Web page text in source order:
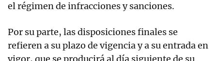
el régimen de infracciones y sanciones.
Por su parte, las disposiciones finales se
refieren a su plazo de vigencia y a su entrada en